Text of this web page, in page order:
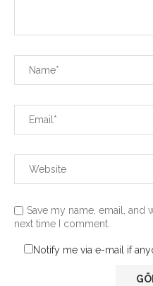
Save my name, email, and
next time I comment.
Notify me via e-mail if